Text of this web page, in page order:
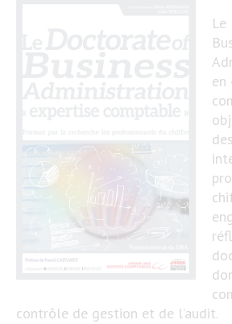
en
contrôle de gestion et de l’audit.